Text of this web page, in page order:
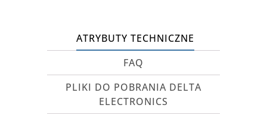
ATRYBUTY TECHNICZNE
FAQ
PLIKI DO POBRANIA DELTA
ELECTRONICS